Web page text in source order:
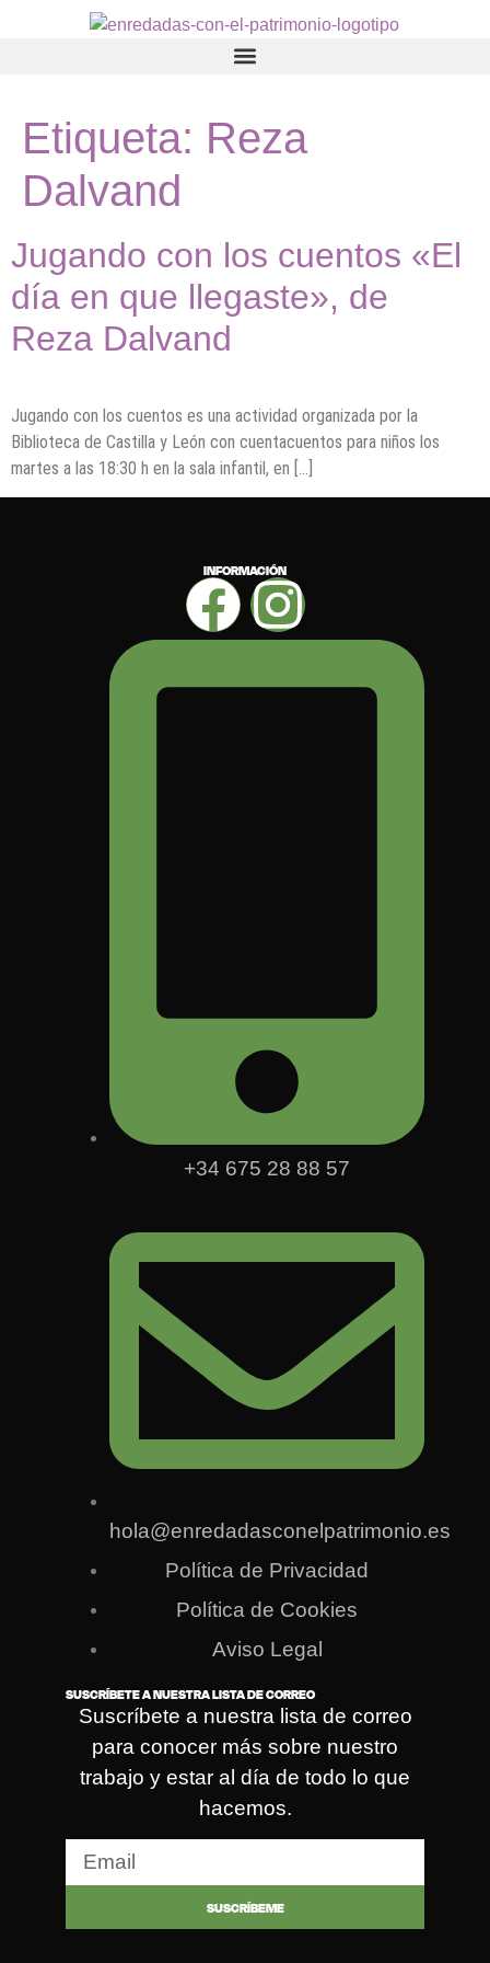
Etiqueta: Reza
Dalvand
Jugando con los cuentos «El
día en que llegaste», de
Reza Dalvand
Jugando con los cuentos es una actividad organizada por la
Biblioteca de Castilla y León con cuentacuentos para niños los
martes a las 18:30 h en la sala infantil, en […]
INFORMACIÓN
+34 675 28 88 57
hola@enredadasconelpatrimonio.es
Política de Privacidad
Política de Cookies
Aviso Legal
SUSCRÍBETE A NUESTRA LISTA DE CORREO
Suscríbete a nuestra lista de correo
para conocer más sobre nuestro
trabajo y estar al día de todo lo que
hacemos.
SUSCRÍBEME